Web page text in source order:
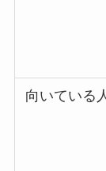
向いている